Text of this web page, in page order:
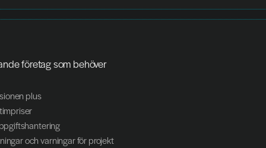
företag som behöver
plus
och varningar för projekt